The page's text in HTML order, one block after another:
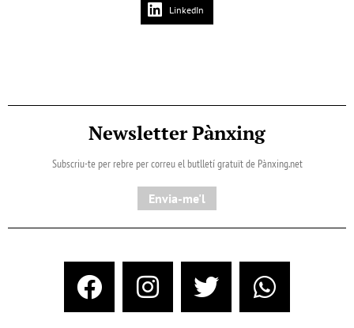
LinkedIn
Newsletter Pànxing
Subscriu-te per rebre per correu el butlletí gratuït de Pànxing.net​
Envia-me'l